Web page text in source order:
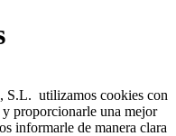
utilizamos cookies con
proporcionarle una mejor
informarle de manera clara